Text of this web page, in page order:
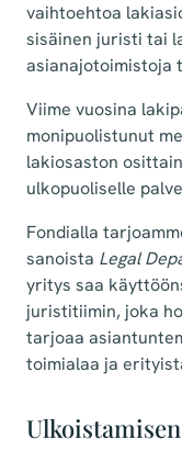
vaihtoehtoa
sisäinen juristi tai
asianajotoimistoja
Viime vuosina
monipuolistunut
lakiosaston
ulkopuoliselle
Fondialla
sanoista Legal
yritys saa
juristitiimin, joka
tarjoaa
toimialaa ja